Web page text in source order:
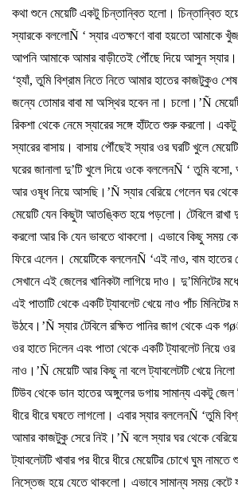
কথা শুনে মেয়েটি একটু চিন্তান্বিত হলো। চিন্তান্বিত
স্যারকে বললোÑ ‘স্যার এতক্ষণে বাবা হয়তো আমাকে
আপনি আমাকে আমার বাড়ীতেই পৌঁছে দিয়ে আসুন স্যার।
‘হ্যাঁ,তুমি বিশ্রাম নিতে নিতে আমার হাতের কাজটুকুও শেষ
জন্যে তোমার বাবা মা অস্থির হবেন না। চলো। ’Ñ
রিকশা থেকে নেমে স্যারের সঙ্গে হাঁটতে শুরু করলো। একটু
স্যারের বাসায়। বাসায় পৌঁছেই স্যার ওর ঘরটি খুলে
ঘরের জানালা দু’টি খুলে দিয়ে ওকে বললেনÑ ‘তুমি বসো,
আর ওষূধ নিয়ে আসছি। ’Ñস্যার বেরিয়ে গেলেন ঘর
মেয়েটি যেন কিছুটা আতঙ্কিত হয়ে পড়লো। টেবিলে রাখা
করলো আর কি যেন ভাবতে থাকলো। এভাবে কিছু সময়
ফিরে এলেন। মেয়েটিকে বললেনÑ ‘এই নাও, বাম হাতের
সেখানে এই জেলের খানিকটা লাগিয়ে দাও। দু’মিনিটের
এই পাতাটি থেকে একটি ট্যাবলেট খেয়ে নাও পাঁচ মিনিটের
উঠবে। ’Ñস্যার টেবিলে রক্ষিত পানির জাগ থেকে এক গø
ওর হাতে দিলেন এবং পাতা থেকে একটি ট্যাবলেট নিয়ে ওর
নাও। ’Ñ মেয়েটি আর কিছু না বলে ট্যাবলেটটি খেয়ে
টিউব থেকে ডান হাতের অঙ্গুলের ডগায় সামান্য একটু জেল
ধীরে ধীরে ঘষতে লাগলো। এবার স্যার বললেনÑ ‘তুমি
আমার কাজটুকু সেরে নিই। ’Ñ বলে স্যার ঘর থেকে বেরিয়ে
ট্যাবলেটটি খাবার পর ধীরে ধীরে মেয়েটির চোখে ঘুম নামতে
নিস্তেজ হয়ে যেতে থাকলো। এভাবে সামান্য সময় কেটে